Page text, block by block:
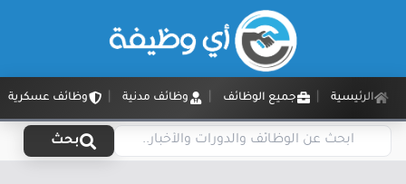
الرئيسية جميع الوظائف وظائف مدنية وظائف عسكرية
بحث